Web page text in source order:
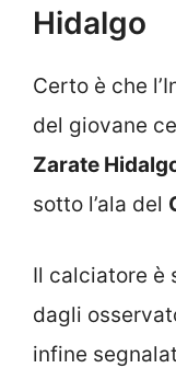
Hidalgo
Certo è che
del giovane
Zarate
sotto l’ala del
Il calciatore è
dagli
infine